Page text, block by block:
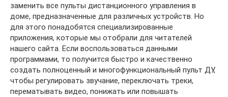
заменить все пульты дистанционного управления в
доме, предназначенные для различных устройств. Но
для этого понадобятся специализированные
приложения, которые мы отобрали для читателей
нашего сайта. Если воспользоваться данными
программами, то получится быстро и качественно
создать полноценный и многофункциональный пульт ДУ,
чтобы регулировать звучание, переключать треки,
перематывать видео, понижать или повышать